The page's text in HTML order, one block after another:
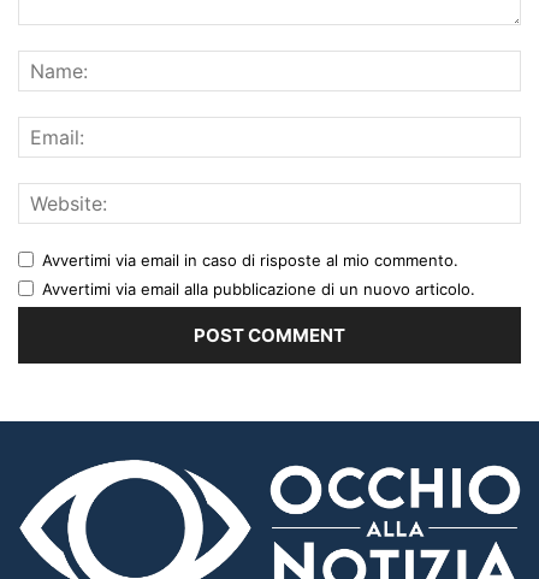
Avvertimi via email in caso di risposte al mio commento.
Avvertimi via email alla pubblicazione di un nuovo articolo.